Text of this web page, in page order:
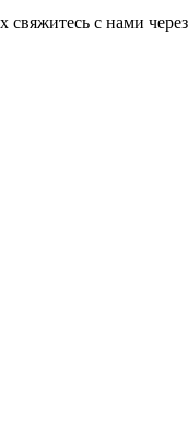
свяжитесь с нами через